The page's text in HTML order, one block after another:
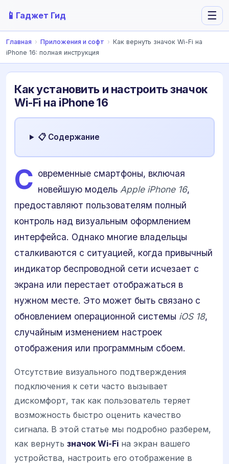
📱 Гаджет Гид ☰
Главная › Приложения и софт › Как вернуть значок Wi-Fi на
iPhone 16: полная инструкция
Как установить и настроить значок
Wi-Fi на iPhone 16
📋 Содержание
С овременные смартфоны, включая
новейшую модель Apple iPhone 16,
предоставляют пользователям полный
контроль над визуальным оформлением
интерфейса. Однако многие владельцы
сталкиваются с ситуацией, когда привычный
индикатор беспроводной сети исчезает с
экрана или перестает отображаться в
нужном месте. Это может быть связано с
обновлением операционной системы iOS 18,
случайным изменением настроек
отображения или программным сбоем.
Отсутствие визуального подтверждения
подключения к сети часто вызывает
дискомфорт, так как пользователь теряет
возможность быстро оценить качество
сигнала. В этой статье мы подробно разберем,
как вернуть значок Wi-Fi на экран вашего
устройства, настроить его отображение в